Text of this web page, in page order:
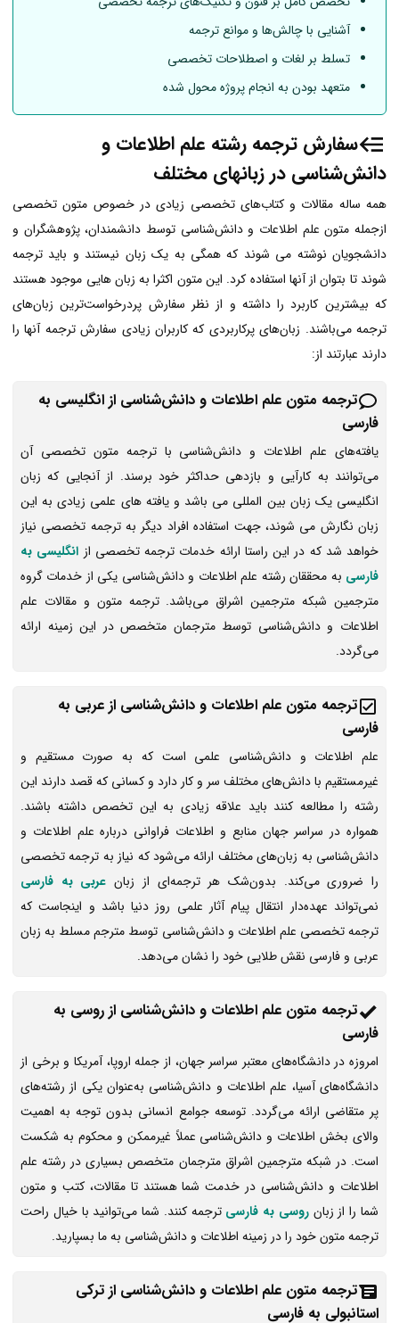
آشنایی با چالش‌ها و موانع ترجمه
تسلط بر لغات و اصطلاحات تخصصی
متعهد بودن به انجام پروژه محول شده
سفارش ترجمه رشته علم اطلاعات و
دانش‌شناسی در زبانهای مختلف
همه ساله مقالات و کتاب‌های تخصصی زیادی در خصوص متون تخصصی
ازجمله متون علم اطلاعات و دانش‌شناسی توسط دانشمندان، پژوهشگران و
دانشجویان نوشته می شوند که همگی به یک زبان نیستند و باید ترجمه
شوند تا بتوان از آنها استفاده کرد. این متون اکثرا به زبان هایی موجود هستند
که بیشترین کاربرد را داشته و از نظر سفارش پردرخواست‌ترین زبا‌ن‌های
ترجمه می‌باشند. زبان‌های پرکاربردی که کاربران زیادی سفارش ترجمه آنها را
دارند عبارتند از:
ترجمه متون علم اطلاعات و دانش‌شناسی از انگلیسی به
فارسی
یافته‌های علم اطلاعات و دانش‌شناسی با ترجمه متون تخصصی آن
می‌توانند به کارآیی و بازدهی حداکثر خود برسند. از آنجایی که زبان
انگلیسی یک زبان بین المللی می باشد و یافته های علمی زیادی به این
زبان نگارش می شوند، جهت استفاده افراد دیگر به ترجمه تخصصی نیاز
خواهد شد که در این راستا ارائه خدمات ترجمه تخصصی از انگلیسی به
فارسی به محققان رشته علم اطلاعات و دانش‌شناسی یکی از خدمات گروه
مترجمین شبکه مترجمین اشراق می‌باشد. ترجمه متون و مقالات علم
اطلاعات و دانش‌شناسی توسط مترجمان متخصص در این زمینه ارائه
می‌گردد.
ترجمه متون علم اطلاعات و دانش‌شناسی از عربی به
فارسی
علم اطلاعات و دانش‌شناسی علمی است که به صورت مستقیم و
غیرمستقیم با دانش‌های مختلف سر و کار دارد و کسانی که قصد دارند این
رشته را مطالعه کنند باید علاقه زیادی به این تخصص داشته باشند.
همواره در سراسر جهان منابع و اطلاعات فراوانی درباره علم اطلاعات و
دانش‌شناسی به زبان‌های مختلف ارائه می‌شود که نیاز به ترجمه تخصصی
را ضروری می‌کند. بدون‌شک هر ترجمه‌ای از زبان عربی به فارسی
نمی‌تواند عهده‌دار انتقال پیام آثار علمی روز دنیا باشد و اینجاست که
ترجمه تخصصی علم اطلاعات و دانش‌شناسی توسط مترجم مسلط به زبان
عربی و فارسی نقش طلایی خود را نشان می‌دهد.
ترجمه متون علم اطلاعات و دانش‌شناسی از روسی به
فارسی
امروزه در دانشگاه‌های معتبر سراسر جهان، از جمله اروپا، آمریکا و برخی از
دانشگاه‌های آسیا، علم اطلاعات و دانش‌شناسی به‌عنوان یکی از رشته‌های
پر متقاضی ارائه می‌گردد. توسعه جوامع انسانی بدون توجه به اهمیت
والای بخش اطلاعات و دانش‌شناسی عملاً غیرممکن و محکوم به شکست
است. در شبکه مترجمین اشراق مترجمان متخصص بسیاری در رشته علم
اطلاعات و دانش‌شناسی در خدمت شما هستند تا مقالات، کتب و متون
شما را از زبانروسی به فارسی ترجمه کنند. شما می‌توانید با خیال راحت
ترجمه متون خود را در زمینه اطلاعات و دانش‌شناسی به ما بسپارید.
ترجمه متون علم اطلاعات و دانش‌شناسی از ترکی
استانبولی به فارسی